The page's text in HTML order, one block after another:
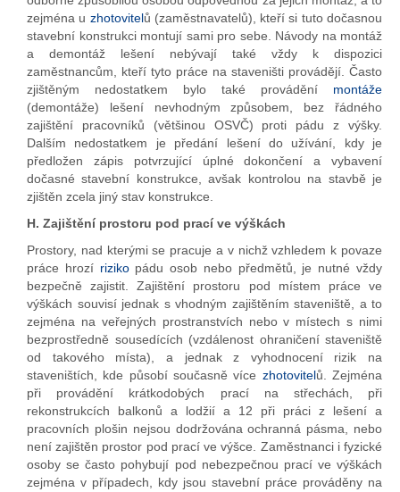
zejména u zhotovitelů (zaměstnavatelů), kteří si tuto dočasnou
stavební konstrukci montují sami pro sebe. Návody na montáž
a demontáž lešení nebývají také vždy k dispozici
zaměstnancům, kteří tyto práce na staveništi provádějí. Často
zjištěným nedostatkem bylo také provádění montáže
(demontáže) lešení nevhodným způsobem, bez řádného
zajištění pracovníků (většinou OSVČ) proti pádu z výšky.
Dalším nedostatkem je předání lešení do užívání, kdy je
předložen zápis potvrzující úplné dokončení a vybavení
dočasné stavební konstrukce, avšak kontrolou na stavbě je
zjištěn zcela jiný stav konstrukce.
H. Zajištění prostoru pod prací ve výškách
Prostory, nad kterými se pracuje a v nichž vzhledem k povaze
práce hrozí rizikopádu osob nebo předmětů, je nutné vždy
bezpečně zajistit. Zajištění prostoru pod místem práce ve
výškách souvisí jednak s vhodným zajištěním staveniště, a to
zejména na veřejných prostranstvích nebo v místech s nimi
bezprostředně sousedících (vzdálenost ohraničení staveniště
od takového místa), a jednak z vyhodnocení rizik na
staveništích, kde působí současně více zhotovitelů. Zejména
při provádění krátkodobých prací na střechách, při
rekonstrukcích balkonů a lodžií a 12 při práci z lešení a
pracovních plošin nejsou dodržována ochranná pásma, nebo
není zajištěn prostor pod prací ve výšce. Zaměstnanci i fyzické
osoby se často pohybují pod nebezpečnou prací ve výškách
zejména v případech, kdy jsou stavební práce prováděny na